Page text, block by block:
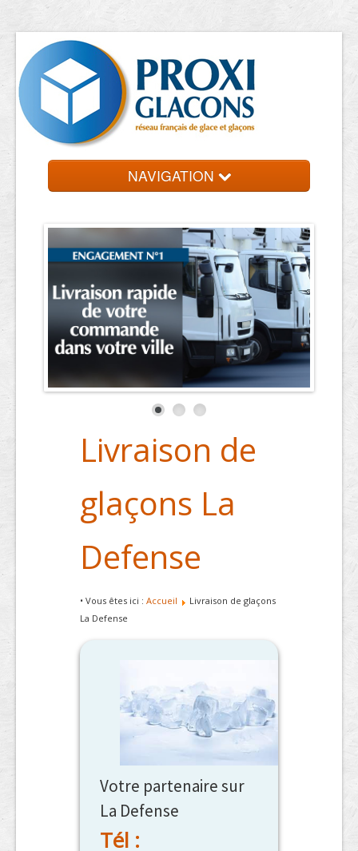
NAVIGATION
Entreprises
Livraison de
glaçons La
Defense
• Vous êtes ici : Accueil
Livraison de glaçons
La Defense
Votre partenaire sur
La Defense
Tél :